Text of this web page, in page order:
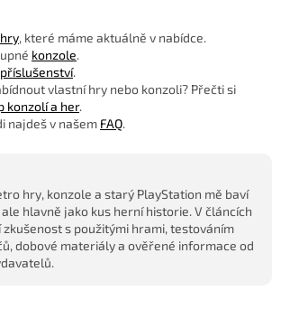
hry, které máme aktuálně v nabídce.
konzole.
příslušenství.
vlastní hry nebo konzoli? Přečti si
konzolí a her.
najdeš v našem FAQ.
hry, konzole a starý PlayStation mě baví
hlavně jako kus herní historie. V článcích
s použitými hrami, testováním
dobové materiály a ověřené informace od